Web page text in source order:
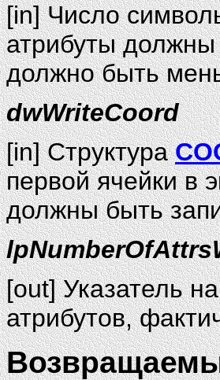
[in] Число
атрибуты
должно быть
dwWriteCoord
[in] Структура
первой ячейки в
должны быть
[out] Указатель
атрибутов,